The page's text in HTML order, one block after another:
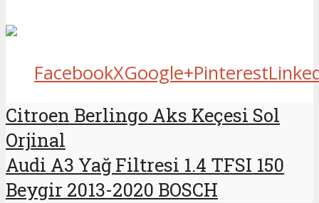
FacebookXGoogle+Pinterest
Citroen Berlingo Aks Keçesi Sol
Orjinal
Audi A3 Yağ Filtresi 1.4 TFSI 150
Beygir 2013-2020 BOSCH